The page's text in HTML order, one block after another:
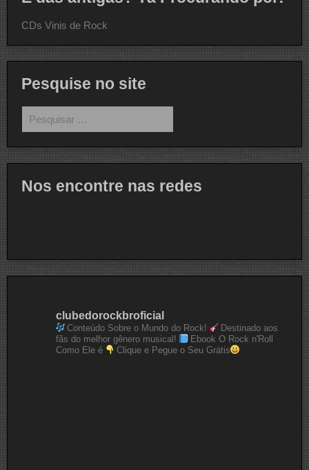
CDs Vinis de Rock
Pesquise no site
por:
Nos encontre nas redes
clubedorockbroficial
Conteúdo Sobre o Mundo do Rock!
Destinado aos
fãs do melhor gênero musical!
Ebook O Rock n'Roll
Como Ele é
Clique e Pegue o Seu Grátis